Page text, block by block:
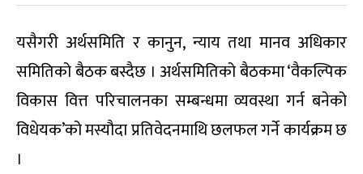
यसैगरी अर्थसमिति र कानुन, न्याय तथा मानव अधिकार
समितिको बैठक बस्दैछ । अर्थसमितिको बैठकमा ‘वैकल्पिक
विकास वित्त परिचालनका सम्बन्धमा व्यवस्था गर्न बनेको
विधेयक’को मस्यौदा प्रतिवेदनमाथि छलफल गर्ने कार्यक्रम छ
।